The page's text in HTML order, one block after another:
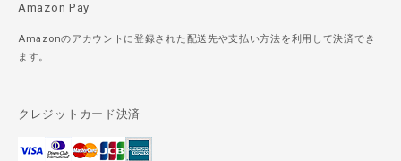
Amazon Pay
Amazonのアカウントに登録された配送先や支払い方法を利用して決済でき
ます。
クレジットカード決済